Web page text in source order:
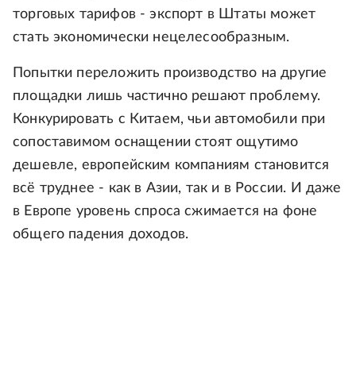
торговых тарифов - экспорт в Штаты может
стать экономически нецелесообразным.
Попытки переложить производство на другие
площадки лишь частично решают проблему.
Конкурировать с Китаем, чьи автомобили при
сопоставимом оснащении стоят ощутимо
дешевле, европейским компаниям становится
всё труднее - как в Азии, так и в России. И даже
в Европе уровень спроса сжимается на фоне
общего падения доходов.